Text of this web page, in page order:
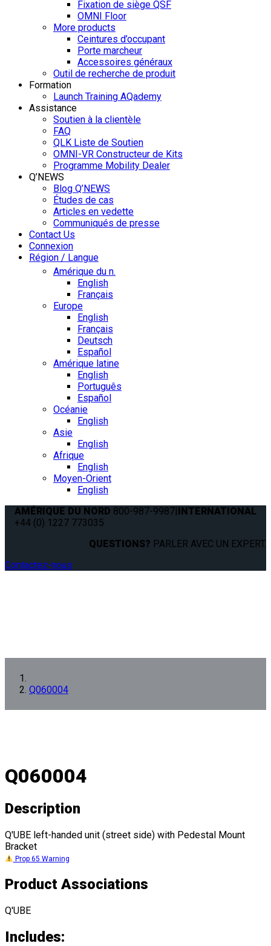
Fixation de siège QSF
OMNI Floor
More products
Ceintures d’occupant
Porte marcheur
Accessoires généraux
Outil de recherche de produit
Formation
Launch Training AQademy
Assistance
Soutien à la clientèle
FAQ
QLK Liste de Soutien
OMNI-VR Constructeur de Kits
Programme Mobility Dealer
Q’NEWS
Blog Q’NEWS
Études de cas
Articles en vedette
Communiqués de presse
Contact Us
Connexion
Région / Langue
Amérique du n.
English
Français
Europe
English
Français
Deutsch
Español
Amérique latine
English
Português
Español
Océanie
English
Asie
English
Afrique
English
Moyen-Orient
English
AMÉRIQUE DU NORD 800-987-9987|INTERNATIONAL
+44 (0) 1227 773035
QUESTIONS? PARLER AVEC UN EXPERT.
Contactez-nous
Q060004
Q060004
Description
Q'UBE left-handed unit (street side) with Pedestal Mount
Bracket
Prop 65 Warning
Product Associations
Q'UBE
Includes: